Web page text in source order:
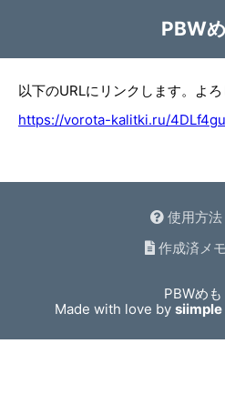
PBW
以下のURLにリンクします。よろ
https://vorota-kalitki.ru/
使用方法
作成済メモ
PBWめも
Made with love bysiimple